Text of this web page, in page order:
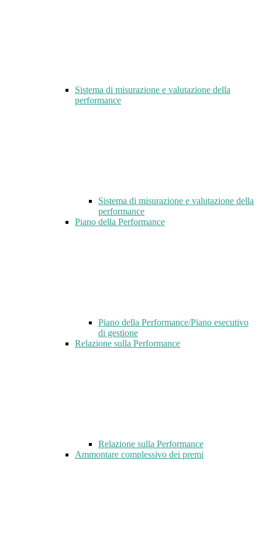
Sistema di misurazione e valutazione della
performance
Sistema di misurazione e valutazione della
performance
Piano della Performance
Piano della Performance/Piano esecutivo
di gestione
Relazione sulla Performance
Relazione sulla Performance
Ammontare complessivo dei premi